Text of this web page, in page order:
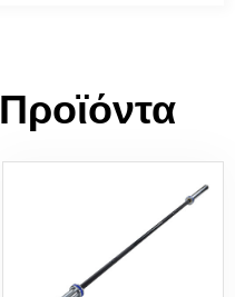
Προϊόντα